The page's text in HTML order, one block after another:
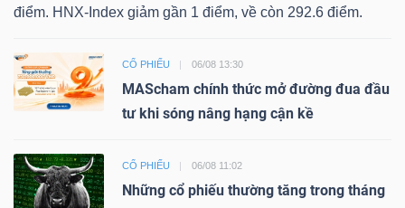
điểm. HNX-Index giảm gần 1 điểm, về còn 292.6 điểm.
CỔ PHIẾU 06/08 13:30
MAScham chính thức mở đường đua đầu
tư khi sóng nâng hạng cận kề
CỔ PHIẾU 06/08 11:02
Những cổ phiếu thường tăng trong tháng